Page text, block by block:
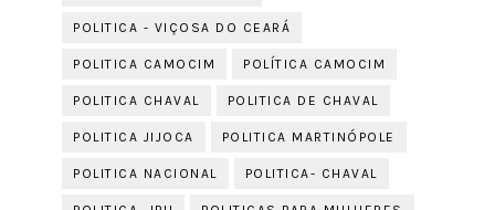
POLITICA - VIÇOSA DO CEARÁ
POLITICA CAMOCIM POLÍTICA CAMOCIM
POLITICA CHAVAL POLITICA DE CHAVAL
POLITICA JIJOCA POLITICA MARTINÓPOLE
POLITICA NACIONAL POLITICA- CHAVAL